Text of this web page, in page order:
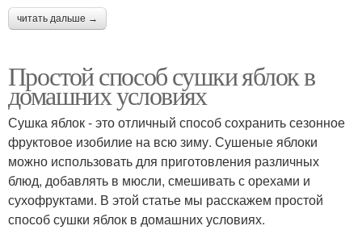
читать дальше →
Простой способ сушки яблок в
домашних условиях
Сушка яблок - это отличный способ сохранить сезонное
фруктовое изобилие на всю зиму. Сушеные яблоки
можно использовать для приготовления различных
блюд, добавлять в мюсли, смешивать с орехами и
сухофруктами. В этой статье мы расскажем простой
способ сушки яблок в домашних условиях.